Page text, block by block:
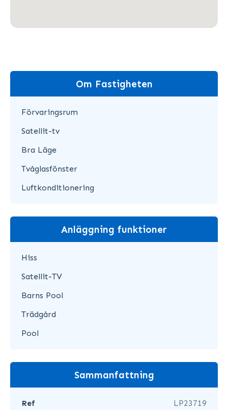
Om Fastigheten
Förvaringsrum
Satellit-tv
Bra Läge
Tvåglasfönster
Luftkonditionering
Anläggning funktioner
Hiss
Satellit-TV
Barns Pool
Trädgård
Pool
Sammanfattning
Ref
LP23719